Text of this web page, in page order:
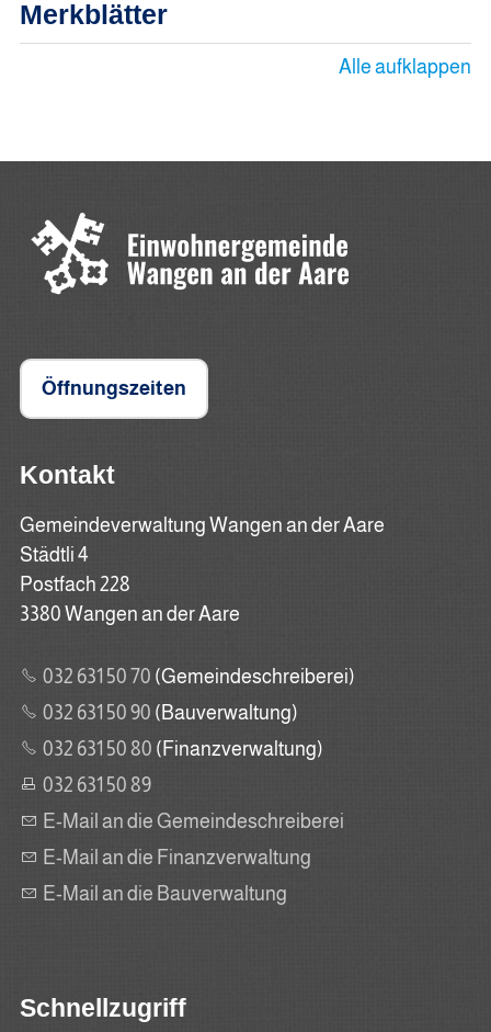
Merkblätter
Alle aufklappen
Öffnungszeiten
Kontakt
Gemeindeverwaltung Wangen an der Aare
Städtli 4
Postfach 228
3380 Wangen an der Aare
032 631 50 70 (Gemeindeschreiberei)
032 631 50 90 (Bauverwaltung)
032 631 50 80 (Finanzverwaltung)
032 631 50 89
E-Mail an die Gemeindeschreiberei
E-Mail an die Finanzverwaltung
E-Mail an die Bauverwaltung
Schnellzugriff